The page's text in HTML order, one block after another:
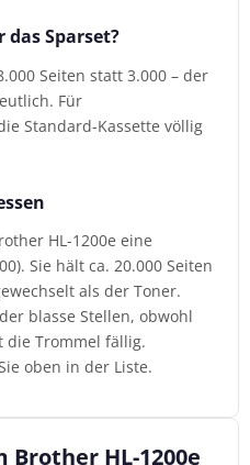
Sparset?
Seiten statt 3.000 – der
Für
Standard-Kassette völlig
HL-1200e eine
Sie hält ca. 20.000 Seiten
als der Toner.
blasse Stellen, obwohl
die Trommel fällig.
oben in der Liste.
Brother HL-1200e